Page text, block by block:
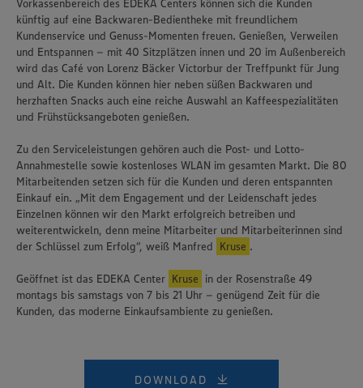
Vorkassenbereich des EDEKA Centers können sich die Kunden
künftig auf eine Backwaren-Bedientheke mit freundlichem
Kundenservice und Genuss-Momenten freuen. Genießen, Verweilen
und Entspannen – mit 40 Sitzplätzen innen und 20 im Außenbereich
wird das Café von Lorenz Bäcker Victorbur der Treffpunkt für Jung
und Alt. Die Kunden können hier neben süßen Backwaren und
herzhaften Snacks auch eine reiche Auswahl an Kaffeespezialitäten
und Frühstücksangeboten genießen.
Zu den Serviceleistungen gehören auch die Post- und Lotto-
Annahmestelle sowie kostenloses WLAN im gesamten Markt. Die 80
Mitarbeitenden setzen sich für die Kunden und deren entspannten
Einkauf ein. „Mit dem Engagement und der Leidenschaft jedes
Einzelnen können wir den Markt erfolgreich betreiben und
weiterentwickeln, denn meine Mitarbeiter und Mitarbeiterinnen sind
der Schlüssel zum Erfolg“, weiß Manfred Kruse .
Geöffnet ist das EDEKA Center Kruse in der Rosenstraße 49
montags bis samstags von 7 bis 21 Uhr – genügend Zeit für die
Kunden, das moderne Einkaufsambiente zu genießen.
DOWNLOAD